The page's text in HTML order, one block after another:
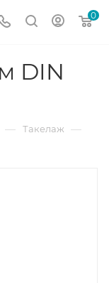
0
DIN
— Такелаж —